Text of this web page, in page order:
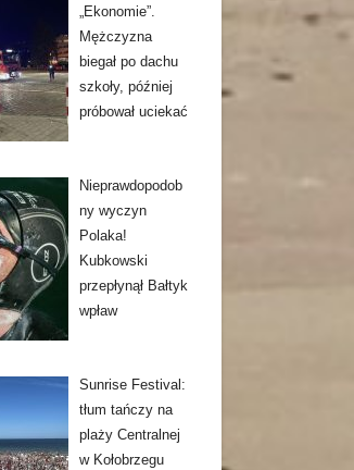
„Ekonomie”.
Mężczyzna
biegał po dachu
szkoły, później
próbował uciekać
Nieprawdopodob
ny wyczyn
Polaka!
Kubkowski
przepłynął Bałtyk
wpław
Sunrise Festival:
tłum tańczy na
plaży Centralnej
w Kołobrzegu